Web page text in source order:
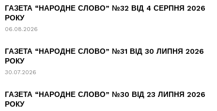
ГАЗЕТА “НАРОДНЕ СЛОВО” №32 ВІД 4 СЕРПНЯ 2026
РОКУ
06.08.2026
ГАЗЕТА “НАРОДНЕ СЛОВО” №31 ВІД 30 ЛИПНЯ 2026
РОКУ
30.07.2026
ГАЗЕТА “НАРОДНЕ СЛОВО” №30 ВІД 23 ЛИПНЯ 2026
РОКУ